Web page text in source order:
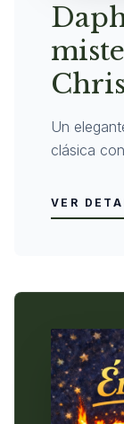
Un
clásica
VER